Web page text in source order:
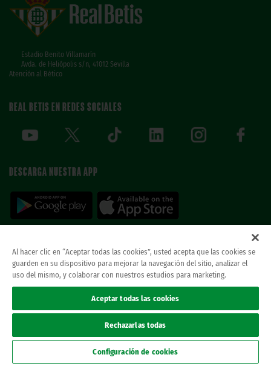
Estadio Benito Villamarín
Avda. de Heliópolis s/n, 41012 Sevilla
Atención al Bético
REAL BETIS EN REDES SOCIALES
DESCARGA NUESTRA APP
© REAL BETIS BALOMPIE.esta página web es la única oficial del real betis balompie.
todos los derechos reservados.
Canal ético
Al hacer clic en “Aceptar todas las cookies”, usted acepta que las cookies se
guarden en su dispositivo para mejorar la navegación del sitio, analizar el
uso del mismo, y colaborar con nuestros estudios para marketing.
Aceptar todas las cookies
Rechazarlas todas
Configuración de cookies